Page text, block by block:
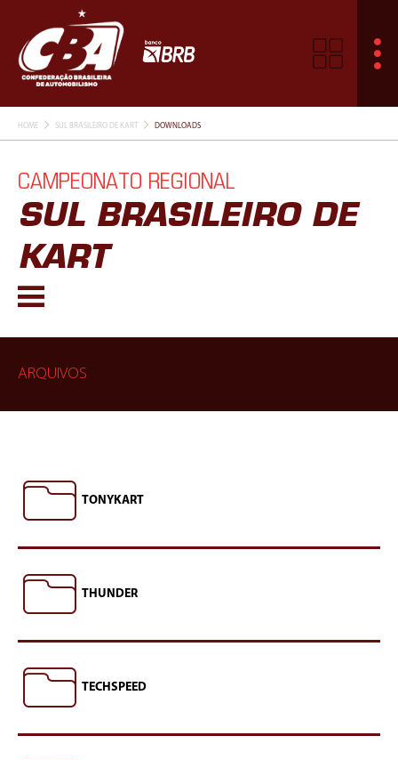
HOME SUL BRASILEIRO DE KART DOWNLOADS
CAMPEONATO REGIONAL
SUL BRASILEIRO DE
KART
ARQUIVOS
TONYKART
THUNDER
TECHSPEED